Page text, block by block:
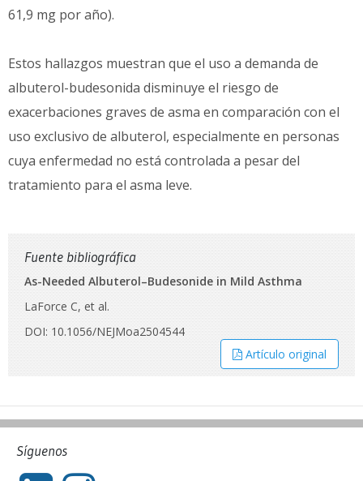
61,9 mg por año).
Estos hallazgos muestran que el uso a demanda de
albuterol-budesonida disminuye el riesgo de
exacerbaciones graves de asma en comparación con el
uso exclusivo de albuterol, especialmente en personas
cuya enfermedad no está controlada a pesar del
tratamiento para el asma leve.
Fuente bibliográfica
As-Needed Albuterol–Budesonide in Mild Asthma
LaForce C, et al.
DOI: 10.1056/NEJMoa2504544
Artículo original
Síguenos